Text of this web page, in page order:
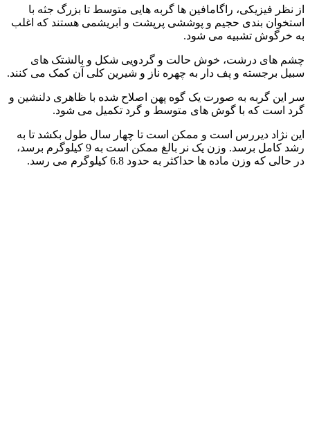
از نظر فیزیکی، راگامافین‌ ها گربه‌ هایی متوسط تا بزرگ‌ جثه با
استخوان‌ بندی حجیم و پوششی پرپشت و ابریشمی هستند که اغلب
به خرگوش تشبیه می‌ شود.
چشم‌ های درشت، خوش‌ حالت و گردویی‌ شکل و بالشتک‌ های
سبیل برجسته و پف‌ دار به چهره‌ ناز و شیرین کلی آن کمک می‌ کنند.
سر این گربه به‌ صورت یک گوه‌ پهن اصلاح‌ شده با ظاهری دلنشین و
گرد است که با گوش‌ های متوسط و گرد تکمیل می‌ شود.
این نژاد دیررس است و ممکن است تا چهار سال طول بکشد تا به
رشد کامل برسد. وزن یک نر بالغ ممکن است به 9 کیلوگرم برسد،
در حالی که وزن ماده‌ ها حداکثر به حدود 6.8 کیلوگرم می‌ رسد.